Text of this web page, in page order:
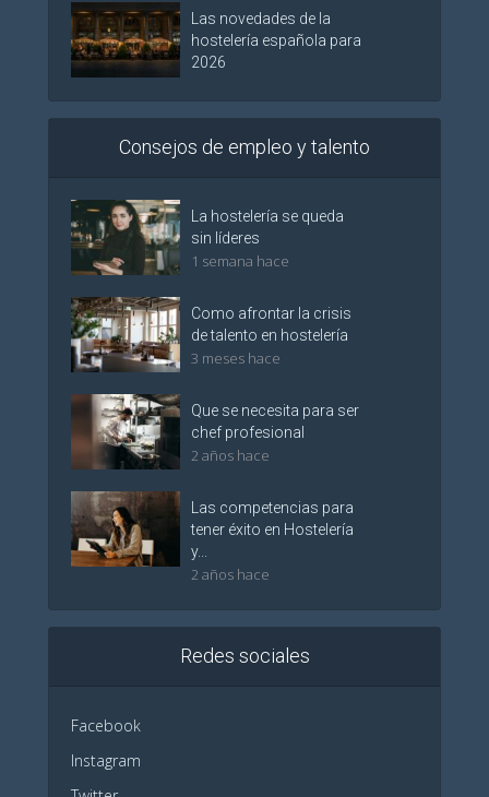
Las novedades de la
hostelería española para
2026
Consejos de empleo y talento
La hostelería se queda
sin líderes
1 semana hace
Como afrontar la crisis
de talento en hostelería
3 meses hace
Que se necesita para ser
chef profesional
2 años hace
Las competencias para
tener éxito en Hostelería
y...
2 años hace
Redes sociales
Facebook
Instagram